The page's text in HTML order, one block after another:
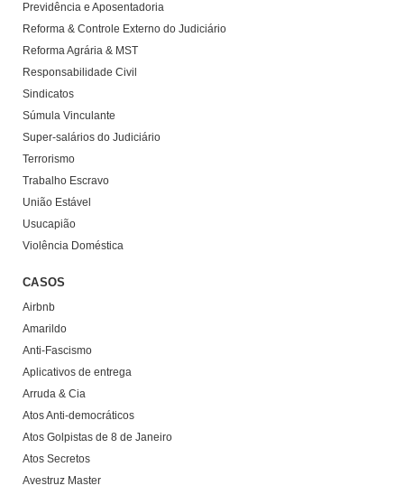
Previdência e Aposentadoria
Reforma & Controle Externo do Judiciário
Reforma Agrária & MST
Responsabilidade Civil
Sindicatos
Súmula Vinculante
Super-salários do Judiciário
Terrorismo
Trabalho Escravo
União Estável
Usucapião
Violência Doméstica
CASOS
Airbnb
Amarildo
Anti-Fascismo
Aplicativos de entrega
Arruda & Cia
Atos Anti-democráticos
Atos Golpistas de 8 de Janeiro
Atos Secretos
Avestruz Master